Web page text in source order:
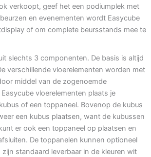
verkoopt, geef het een podiumplek met
en evenementen wordt Easycube
of om complete beursstands mee te
slechts 3 componenten. De basis is altijd
verschillende vloerelementen worden met
middel van de zogenoemde
vloerelementen plaats je
of een toppaneel. Bovenop de kubus
een kubus plaatsen, want de kubussen
er ook een toppaneel op plaatsen en
De toppanelen kunnen optioneel
standaard leverbaar in de kleuren wit